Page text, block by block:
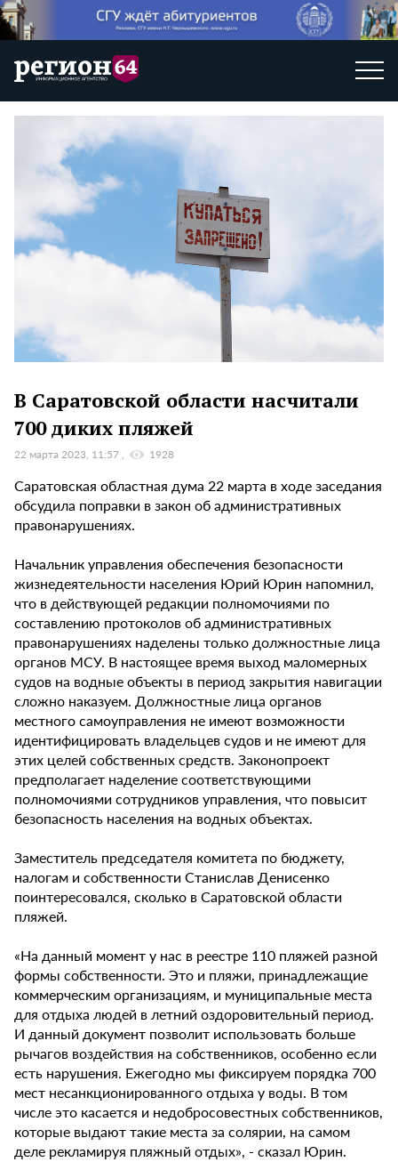
В Саратовской области насчитали
700 диких пляжей
22 марта 2023, 11:57 1928
Саратовская областная дума 22 марта в ходе заседания
обсудила поправки в закон об административных
правонарушениях.
Начальник управления обеспечения безопасности
жизнедеятельности населения Юрий Юрин напомнил,
что в действующей редакции полномочиями по
составлению протоколов об административных
правонарушениях наделены только должностные лица
органов МСУ. В настоящее время выход маломерных
судов на водные объекты в период закрытия навигации
сложно наказуем. Должностные лица органов
местного самоуправления не имеют возможности
идентифицировать владельцев судов и не имеют для
этих целей собственных средств. Законопроект
предполагает наделение соответствующими
полномочиями сотрудников управления, что повысит
безопасность населения на водных объектах.
Заместитель председателя комитета по бюджету,
налогам и собственности Станислав Денисенко
поинтересовался, сколько в Саратовской области
пляжей.
«На данный момент у нас в реестре 110 пляжей разной
формы собственности. Это и пляжи, принадлежащие
коммерческим организациям, и муниципальные места
для отдыха людей в летний оздоровительный период.
И данный документ позволит использовать больше
рычагов воздействия на собственников, особенно если
есть нарушения. Ежегодно мы фиксируем порядка 700
мест несанкционированного отдыха у воды. В том
числе это касается и недобросовестных собственников,
которые выдают такие места за солярии, на самом
деле рекламируя пляжный отдых», - сказал Юрин.